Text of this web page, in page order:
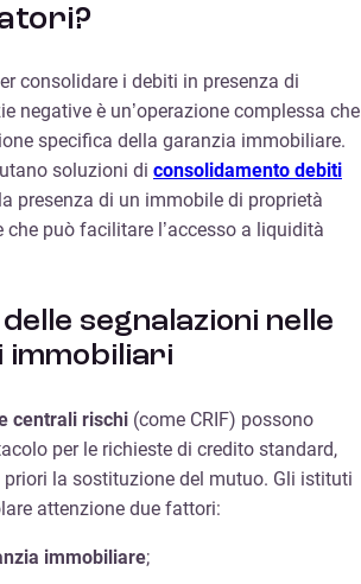
consolidare i debiti in presenza di
negative è un’operazione complessa che
specifica della garanzia immobiliare.
soluzioni di consolidamento debiti
presenza di un immobile di proprietà
può facilitare l’accesso a liquidità
segnalazioni nelle
immobiliari
centrali rischi (come CRIF) possono
per le richieste di credito standard,
la sostituzione del mutuo. Gli istituti
attenzione due fattori:
immobiliare;